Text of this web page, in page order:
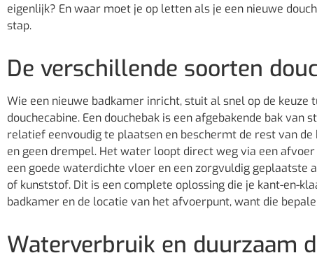
eigenlijk? En waar moet je op letten als je een nieuwe
stap.
De verschillende soorten
Wie een nieuwe badkamer inricht, stuit al snel op de keuze
douchecabine. Een douchebak is een afgebakende bak
relatief eenvoudig te plaatsen en beschermt de rest van
en geen drempel. Het water loopt direct weg via een
een goede waterdichte vloer en een zorgvuldig geplaatste
of kunststof. Dit is een complete oplossing die je kant-en-
badkamer en de locatie van het afvoerpunt, want die
Waterverbruik en duurzaam